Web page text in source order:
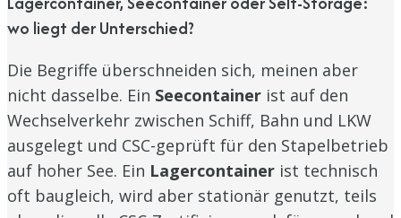
wo liegt der Unterschied?
Die Begriffe überschneiden sich, meinen aber
nicht dasselbe. Ein Seecontainer ist auf den
Wechselverkehr zwischen Schiff, Bahn und LKW
ausgelegt und CSC-geprüft für den Stapelbetrieb
auf hoher See. Ein Lagercontainer ist technisch
oft baugleich, wird aber stationär genutzt, teils